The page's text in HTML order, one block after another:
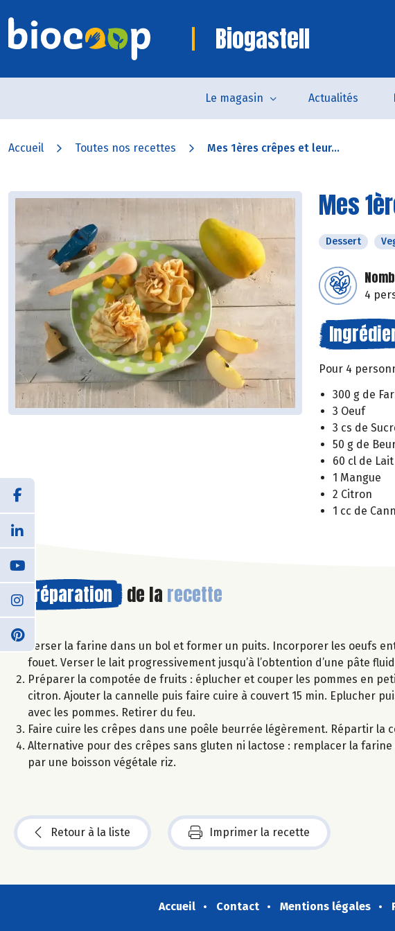
Biogastell
Le magasin Actualités
Accueil Toutes nos recettes Mes 1ères crêpes et leur...
Mes
Dessert
4
Pour 4
300 g de
3 Oeuf
3 cs de
50 g de
60 cl de Lait
1 Mangue
2 Citron
1 cc de
Préparation de la recette
Verser la farine dans un bol et former un puits. Incorporer les oeufs
fouet. Verser le lait progressivement jusqu’à l’obtention d’une pâte
Préparer la compotée de fruits : éplucher et couper les pommes en
citron. Ajouter la cannelle puis faire cuire à couvert 15 min. Eplucher
avec les pommes. Retirer du feu.
Faire cuire les crêpes dans une poêle beurrée légèrement. Répartir
Alternative pour des crêpes sans gluten ni lactose : remplacer la
par une boisson végétale riz.
Retour à la liste Imprimer la recette
Accueil Contact Mentions légales